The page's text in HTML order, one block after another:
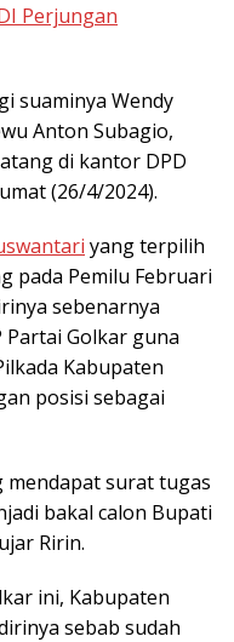
Perjungan
suaminya Wendy
Anton Subagio,
di kantor DPD
(26/4/2024).
yang terpilih
pada Pemilu Februari
sebenarnya
Partai Golkar guna
Kabupaten
posisi sebagai
mendapat surat tugas
bakal calon Bupati
Ririn.
ini, Kabupaten
sebab sudah